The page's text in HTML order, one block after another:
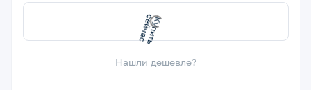
К
у
п
и
т
ь
с
е
й
ч
а
с
Нашли дешевле?